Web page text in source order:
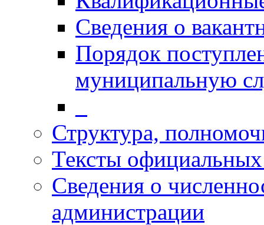
Сведения о
Порядок
муниципальную
Структура,
Тексты
Сведения о
администрации